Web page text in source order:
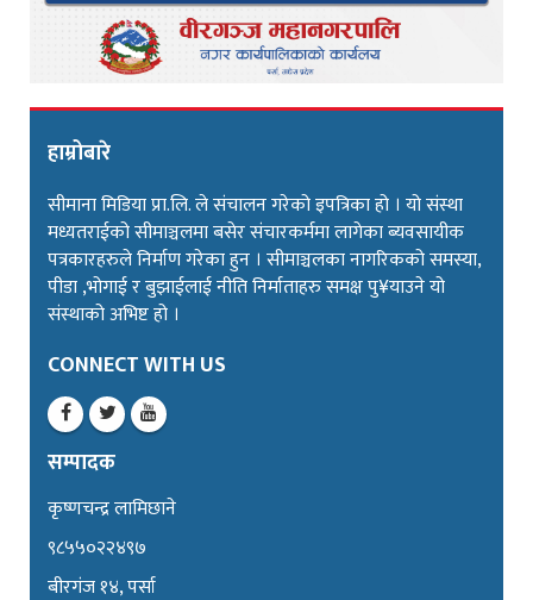
हाम्रोबारे
सीमाना मिडिया प्रा.लि. ले संचालन गरेको इपत्रिका हो । यो संस्था
मध्यतराईको सीमाञ्चलमा बसेर संचारकर्ममा लागेका ब्यवसायीक
पत्रकारहरुले निर्माण गरेका हुन । सीमाञ्चलका नागरिकको समस्या,
पीडा ,भोगाई र बुझाईलाई नीति निर्माताहरु समक्ष पु¥याउने यो
संस्थाको अभिष्ट हो ।
CONNECT WITH US
सम्पादक
कृष्णचन्द्र लामिछाने
९८५५०२२४९७
बीरगंज १४, पर्सा